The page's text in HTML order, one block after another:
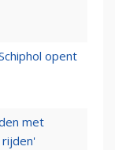
opent
met
rijden'